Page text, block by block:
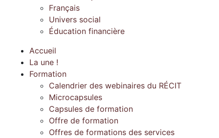
Français
Univers social
Éducation financière
Accueil
La une !
Formation
Calendrier des webinaires du RÉCIT
Microcapsules
Capsules de formation
Offre de formation
Offres de formations des services